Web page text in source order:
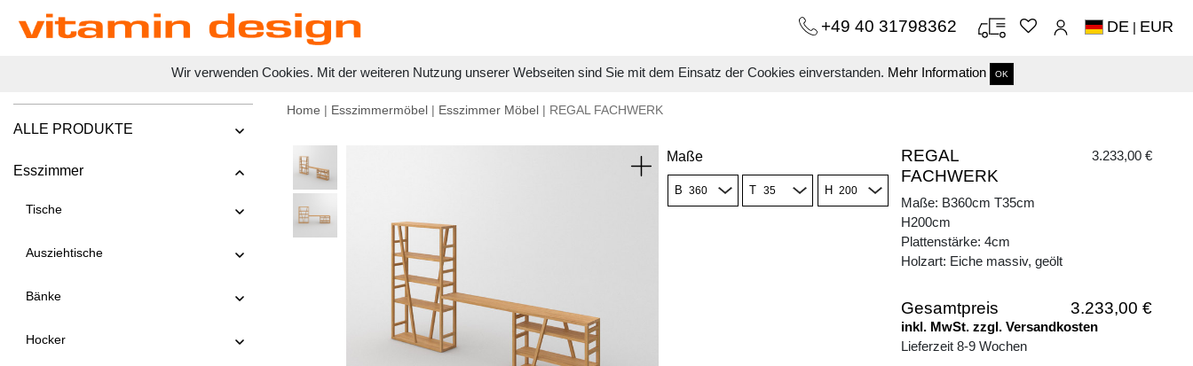
Wir verwenden Cookies. Mit der weiteren Nutzung unserer Webseiten sind Sie mit dem Einsatz der Cookies einverstanden. Mehr Information OK
+49 40 31798362 DE | EUR
ALLE PRODUKTE
Esszimmer
Tische
Ausziehtische
Bänke
Hocker
Home | Esszimmermöbel | Esszimmer Möbel | REGAL FACHWERK
Maße
B T H
REGAL
FACHWERK
3.233,00 €
Maße: B360cm T35cm
H200cm
Plattenstärke: 4cm
Holzart: Eiche massiv, geölt
Gesamtpreis 3.233,00 €
inkl. MwSt. zzgl. Versandkosten
Lieferzeit 8-9 Wochen